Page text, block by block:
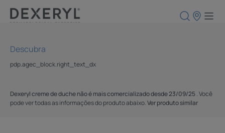
Pontos
Dexeryl creme de duche não é mais comercializado desde 23/09/25. Você
pode ver todas as informações do produto abaixo.Ver produto similar
Descubra
pdp.agec_block.right_text_dx